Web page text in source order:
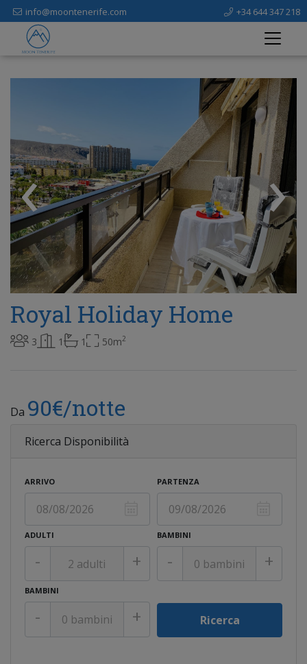
info@moontenerife.com +34 644 347 218
‹ ›
Royal Holiday Home
3 1 1 50m2
Da 90€/notte
Ricerca Disponibilità
ARRIVO PARTENZA
ADULTI
- +
BAMBINI
- +
BAMBINI
- +